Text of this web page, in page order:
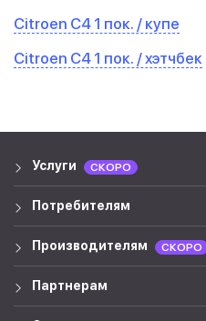
Citroen C4 1 пок. / купе
Citroen C4 1 пок. / хэтчбек
Услуги СКОРО
Потребителям
Производителям СКОРО
Партнерам